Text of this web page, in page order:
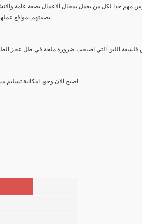
بصمتهم بمواقع